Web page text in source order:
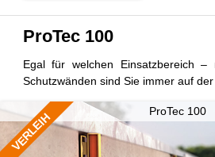
ProTec 100
Egal für welchen Einsatzbereich –
Schutzwänden sind Sie immer auf
VERLEIH
ProTec 100